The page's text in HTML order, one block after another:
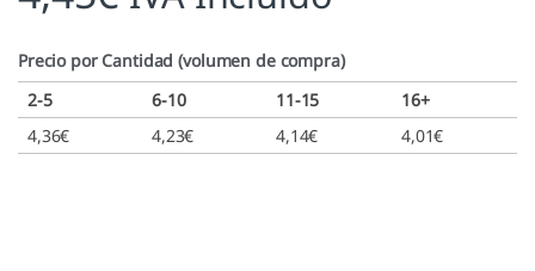
Precio por Cantidad (volumen de compra)
2-5
6-10 11-15
16+
4,36€ 4,23€ 4,14€ 4,01€